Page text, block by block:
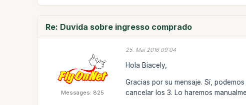
Re: Duvida sobre ingresso comprado
Messages: 825
25. Mai 2016 09:04
Hola Biacely,
Gracias por su mensaje. Sí,
cancelar los 3. Lo haremos